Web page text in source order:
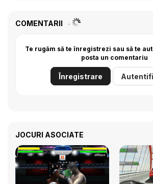
COMENTARII
Te rugăm să te înregistrezi sau să te
posta un comentariu
Înregistrare
JOCURI ASOCIATE